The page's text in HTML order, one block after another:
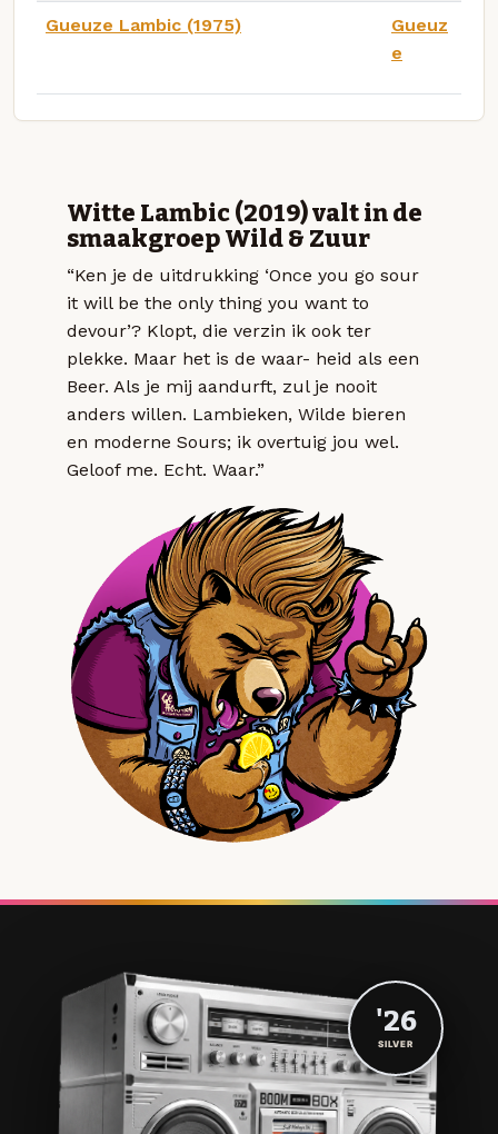
Gueuze Lambic (1975)
Gueuz
e
Witte Lambic (2019) valt in de
smaakgroep Wild & Zuur
“Ken je de uitdrukking ‘Once you go sour
it will be the only thing you want to
devour’? Klopt, die verzin ik ook ter
plekke. Maar het is de waar- heid als een
Beer. Als je mij aandurft, zul je nooit
anders willen. Lambieken, Wilde bieren
en moderne Sours; ik overtuig jou wel.
Geloof me. Echt. Waar.”
'26
SILVER